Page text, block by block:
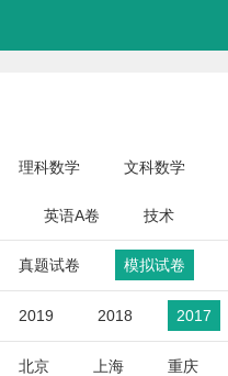
理科数学 文科数学
英语A卷 技术
真题试卷 模拟试卷
2019 2018 2017
北京 上海 重庆